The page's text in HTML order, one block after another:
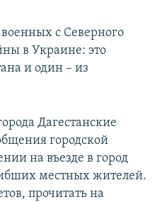
с Северного
в Украине: это
и один – из
Дагестанские
городской
на въезде в город
местных жителей.
прочитать на